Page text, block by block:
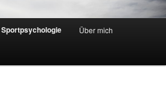
Sportpsychologie Über mich